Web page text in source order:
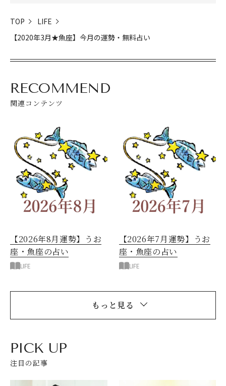
TOP
LIFE
【2020年3月★魚座】今月の運勢・無料占い
RECOMMEND
関連コンテンツ
【2026年8月運勢】うお
座・魚座の占い
LIFE
【2026年7月運勢】うお
座・魚座の占い
LIFE
もっと見る
PICK UP
注目の記事
閉じる